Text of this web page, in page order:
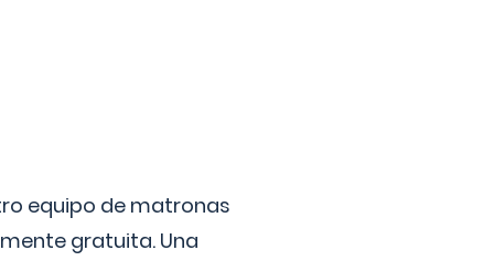
equipo de matronas
gratuita. Una